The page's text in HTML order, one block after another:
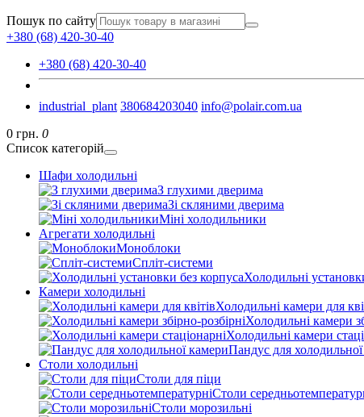
Пошук по сайту
+380 (68) 420-30-40
+380 (68) 420-30-40
industrial_plant 380684203040 info@polair.com.ua
0 грн. 0
Список категорій
Шафи холодильні
З глухими дверима
Зі скляними дверима
Міні холодильники
Агрегати холодильні
Моноблоки
Спліт-системи
Холодильні
Камери холодильні
Холодильні камери для
Холодильні камери
Холодильні камери
Пандус для
Столи холодильні
Столи для піци
Столи
Столи морозильні